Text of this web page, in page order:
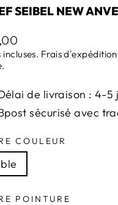
SEIBEL NEW
incluses. Frais d'expédition
de livraison : 4-5
sécurisé avec
COULEUR
POINTURE